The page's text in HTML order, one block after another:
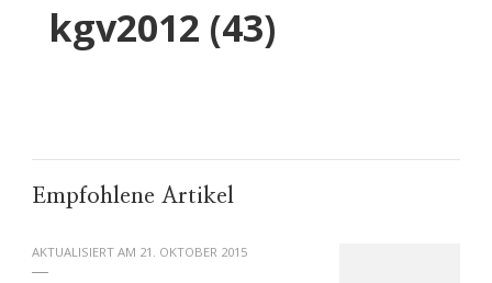
kgv2012 (43)
Empfohlene Artikel
AKTUALISIERT AM 21. OKTOBER 2015